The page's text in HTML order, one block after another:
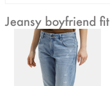
Basic damski
Komplety damskie
Basic męski
Premium Line
Jeansy boyfriend fit